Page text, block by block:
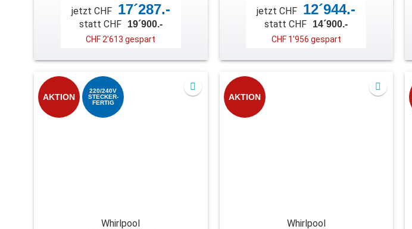
jetzt CHF 17´287.-
statt CHF 19´900.-
CHF 2'613 gespart
jetzt CHF 12´944.-
statt CHF 14´900.-
CHF 1'956 gespart
AKTION
220/240V
STECKER-
FERTIG
Whirlpool
AKTION
Whirlpool